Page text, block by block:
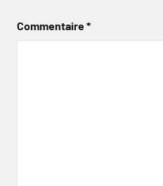
Commentaire*